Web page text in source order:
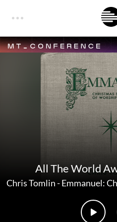
All The World
Chris Tomlin-Emmanuel: